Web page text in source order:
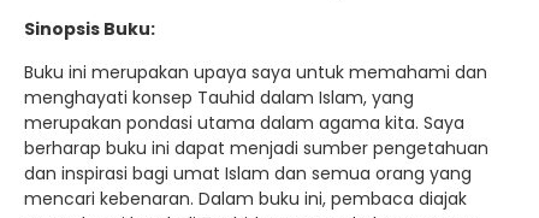
Sinopsis Buku:
Buku ini merupakan upaya saya untuk memahami dan
menghayati konsep Tauhid dalam Islam, yang
merupakan pondasi utama dalam agama kita. Saya
berharap buku ini dapat menjadi sumber pengetahuan
dan inspirasi bagi umat Islam dan semua orang yang
mencari kebenaran. Dalam buku ini, pembaca diajak